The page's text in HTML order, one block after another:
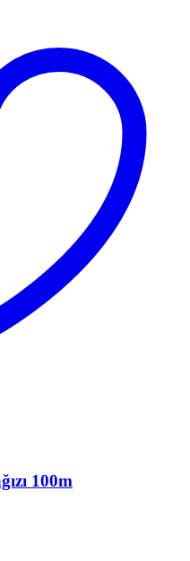
100m